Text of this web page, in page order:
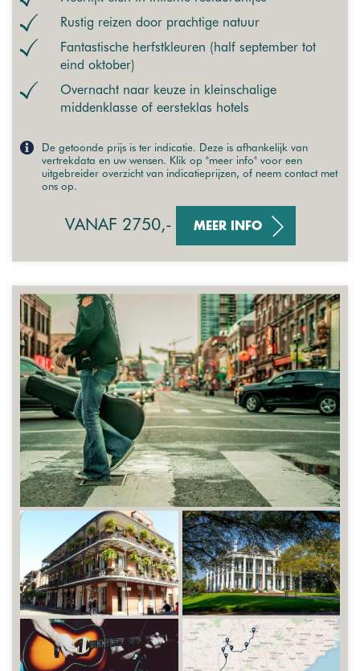
Rustig reizen door prachtige natuur
Fantastische herfstkleuren (half september tot
eind oktober)
Overnacht naar keuze in kleinschalige
middenklasse of eersteklas hotels
De getoonde prijs is ter indicatie. Deze is afhankelijk van
vertrekdata en uw wensen. Klik op "meer info" voor een
uitgebreider overzicht van indicatieprijzen, of neem contact met
ons op.
VANAF 2750,- MEER INFO